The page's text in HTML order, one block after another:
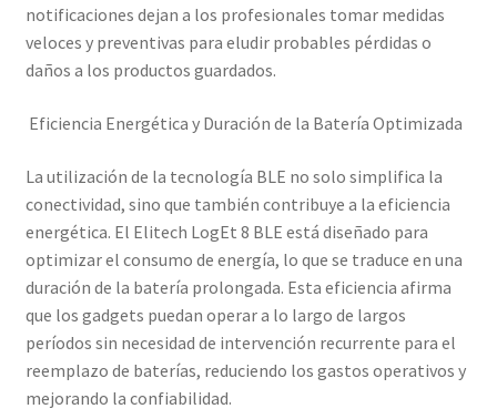
notificaciones dejan a los profesionales tomar medidas
veloces y preventivas para eludir probables pérdidas o
daños a los productos guardados.
Eficiencia Energética y Duración de la Batería Optimizada
La utilización de la tecnología BLE no solo simplifica la
conectividad, sino que también contribuye a la eficiencia
energética. El Elitech LogEt 8 BLE está diseñado para
optimizar el consumo de energía, lo que se traduce en una
duración de la batería prolongada. Esta eficiencia afirma
que los gadgets puedan operar a lo largo de largos
períodos sin necesidad de intervención recurrente para el
reemplazo de baterías, reduciendo los gastos operativos y
mejorando la confiabilidad.